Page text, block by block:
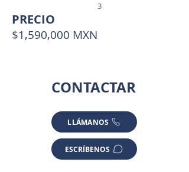
3
PRECIO
$1,590,000 MXN
CONTACTAR
LLÁMANOS
ESCRÍBENOS